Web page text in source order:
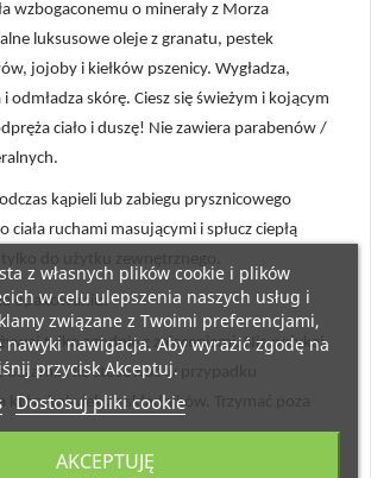
wzbogaconemu o minerały z Morza
luksusowe oleje z granatu, pestek
jojoby i kiełków pszenicy. Wygładza,
odmładza skórę. Ciesz się świeżym i kojącym
ciało i duszę! Nie zawiera parabenów /
kąpieli lub zabiegu prysznicowego
ciała ruchami masującymi i spłucz ciepłą
opakowaniu.
tylko zgodnie z zaleceniami. Nie połykaj.
Nie stosować w przypadku
ze składników. Trzymać poza
Ltd, Izrael.
z własnych plików cookie i plików
w celu ulepszenia naszych usług i
związane z Twoimi preferencjami,
nawyki nawigacja. Aby wyrazić zgodę na
przycisk Akceptuj.
Dostosuj pliki cookie
AKCEPTUJĘ